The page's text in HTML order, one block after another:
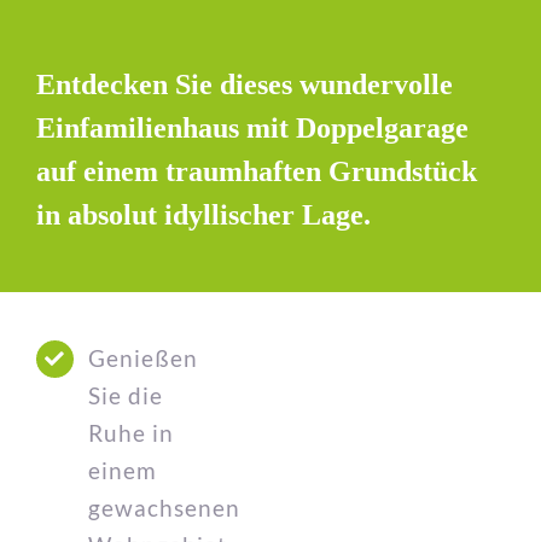
Entdecken Sie dieses wundervolle
Einfamilienhaus mit Doppelgarage
auf einem traumhaften Grundstück
in absolut idyllischer Lage.
Genießen
Sie die
Ruhe in
einem
gewachsenen